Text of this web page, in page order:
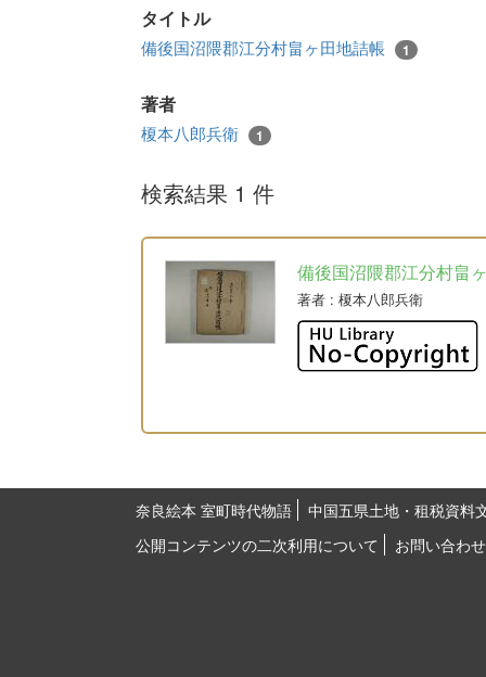
タイトル
備後国沼隈郡江分村畠ヶ田地詰帳 1
著者
榎本八郎兵衛 1
検索結果 1 件
備後国沼隈郡江分村畠
著者 : 榎本八郎兵衛
奈良絵本 室町時代物語
中国五県土地・租税資料
公開コンテンツの二次利用について
お問い合わせ